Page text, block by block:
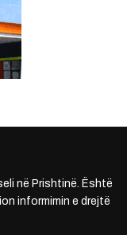
në Prishtinë. Është
informimin e drejtë